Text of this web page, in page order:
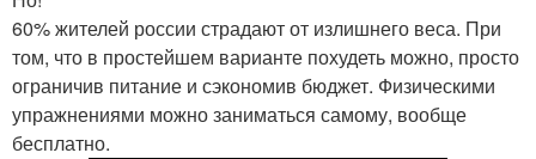
60% жителей россии страдают от излишнего веса. При
том, что в простейшем варианте похудеть можно, просто
ограничив питание и сэкономив бюджет. Физическими
упражнениями можно заниматься самому, вообще
бесплатно.